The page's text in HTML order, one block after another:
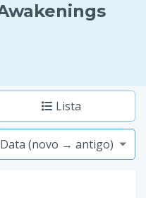
Lista